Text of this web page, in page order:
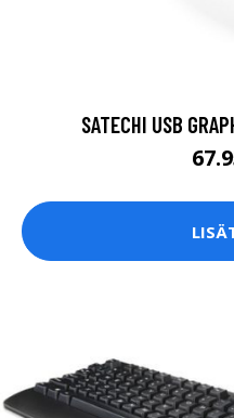
SATECHI USB